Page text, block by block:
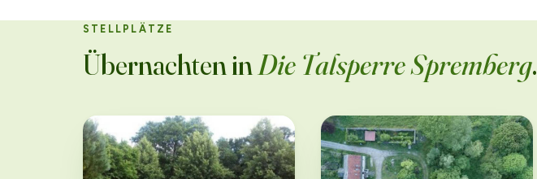
STELLPLÄTZE
Übernachten inDie Talsperre Spremberg.